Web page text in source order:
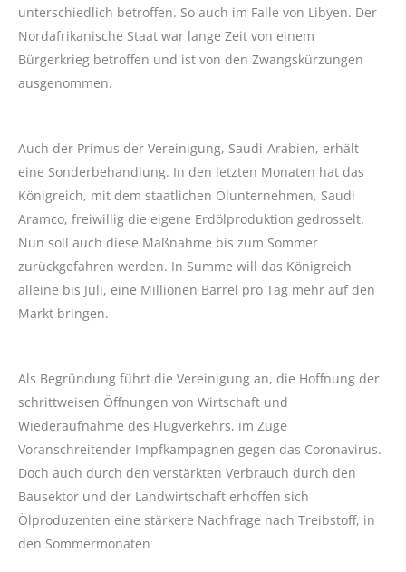
unterschiedlich betroffen. So auch im Falle von Libyen. Der
Nordafrikanische Staat war lange Zeit von einem
Bürgerkrieg betroffen und ist von den Zwangskürzungen
ausgenommen.
Auch der Primus der Vereinigung, Saudi-Arabien, erhält
eine Sonderbehandlung. In den letzten Monaten hat das
Königreich, mit dem staatlichen Ölunternehmen, Saudi
Aramco, freiwillig die eigene Erdölproduktion gedrosselt.
Nun soll auch diese Maßnahme bis zum Sommer
zurückgefahren werden. In Summe will das Königreich
alleine bis Juli, eine Millionen Barrel pro Tag mehr auf den
Markt bringen.
Als Begründung führt die Vereinigung an, die Hoffnung der
schrittweisen Öffnungen von Wirtschaft und
Wiederaufnahme des Flugverkehrs, im Zuge
Voranschreitender Impfkampagnen gegen das Coronavirus.
Doch auch durch den verstärkten Verbrauch durch den
Bausektor und der Landwirtschaft erhoffen sich
Ölproduzenten eine stärkere Nachfrage nach Treibstoff, in
den Sommermonaten